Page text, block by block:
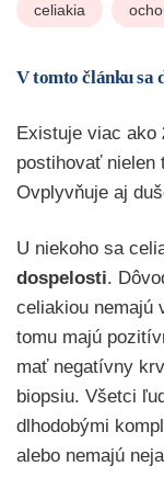
celiakia
V tomto článku sa
Existuje viac ako
postihovať nielen
Ovplyvňuje
U niekoho sa
dospelosti.
celiakiou nemajú
tomu majú
mať negatívny
biopsiu. Všetci
dlhodobými
alebo nemajú